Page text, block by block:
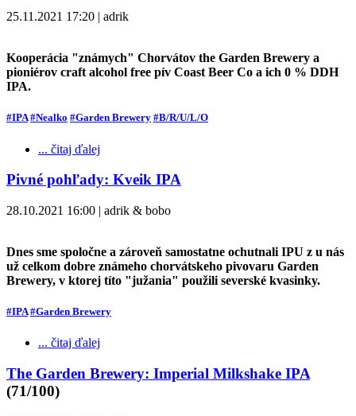
25.11.2021 17:20 | adrik
Kooperácia "známych" Chorvátov the Garden Brewery a
pioniérov craft alcohol free pív Coast Beer Co a ich 0 % DDH
IPA.
#IPA #Nealko #Garden Brewery #B/R/U/L/O
... čitaj ďalej
Pivné pohľady: Kveik IPA
28.10.2021 16:00 | adrik & bobo
Dnes sme spoločne a zároveň samostatne ochutnali IPU z u nás
už celkom dobre známeho chorvátskeho pivovaru Garden
Brewery, v ktorej títo "južania" použili severské kvasinky.
#IPA #Garden Brewery
... čitaj ďalej
The Garden Brewery: Imperial Milkshake IPA
(71/100)